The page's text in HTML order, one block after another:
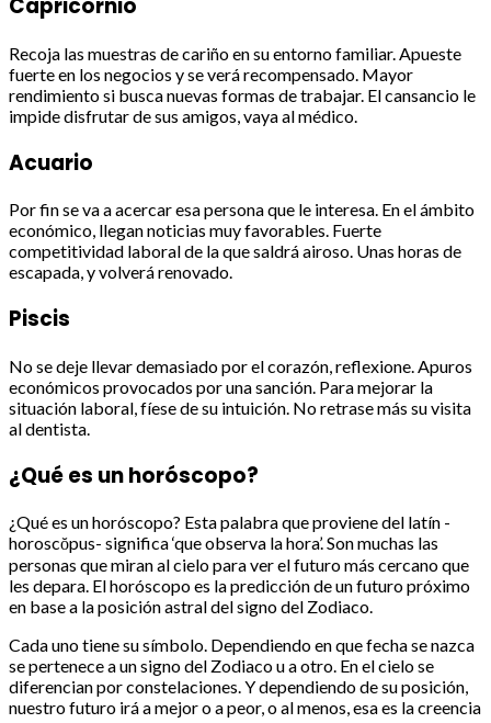
Capricornio
Recoja las muestras de cariño en su entorno familiar. Apueste
fuerte en los negocios y se verá recompensado. Mayor
rendimiento si busca nuevas formas de trabajar. El cansancio le
impide disfrutar de sus amigos, vaya al médico.
Acuario
Por fin se va a acercar esa persona que le interesa. En el ámbito
económico, llegan noticias muy favorables. Fuerte
competitividad laboral de la que saldrá airoso. Unas horas de
escapada, y volverá renovado.
Piscis
No se deje llevar demasiado por el corazón, reflexione. Apuros
económicos provocados por una sanción. Para mejorar la
situación laboral, fíese de su intuición. No retrase más su visita
al dentista.
¿Qué es un horóscopo?
¿Qué es un horóscopo? Esta palabra que proviene del latín -
horoscŏpus- significa ‘que observa la hora’. Son muchas las
personas que miran al cielo para ver el futuro más cercano que
les depara. El horóscopo es la predicción de un futuro próximo
en base a la posición astral del signo del Zodiaco.
Cada uno tiene su símbolo. Dependiendo en que fecha se nazca
se pertenece a un signo del Zodiaco u a otro. En el cielo se
diferencian por constelaciones. Y dependiendo de su posición,
nuestro futuro irá a mejor o a peor, o al menos, esa es la creencia